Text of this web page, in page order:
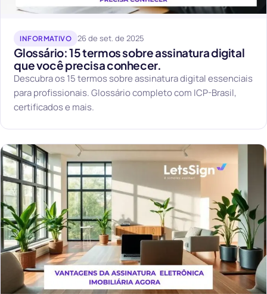
INFORMATIVO 26 de set. de 2025
Glossário: 15 termos sobre assinatura digital
que você precisa conhecer.
Descubra os 15 termos sobre assinatura digital essenciais
para profissionais. Glossário completo com ICP-Brasil,
certificados e mais.